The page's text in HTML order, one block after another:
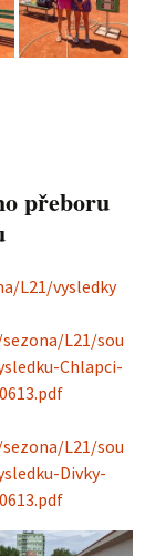
přeboru
L21/vysledky
L21/sou
Chlapci-
L21/sou
Divky-